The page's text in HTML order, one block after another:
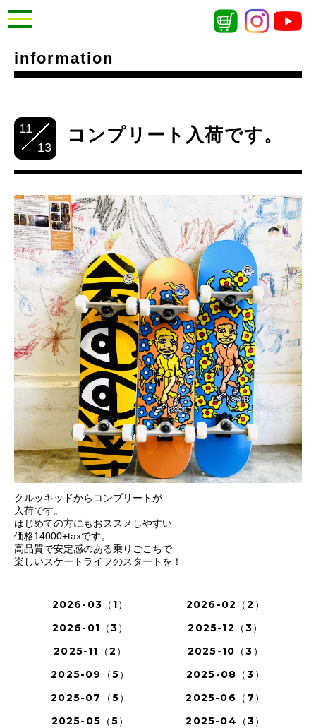
information
11
13
コンプリート入荷です。
クルッキッドからコンプリートが
入荷です。
はじめての方にもおススメしやすい
価格14000+taxです。
高品質で安定感のある乗りごこちで
楽しいスケートライフのスタートを！
2026-03（1）
2026-02（2）
2026-01（3）
2025-12（3）
2025-11（2）
2025-10（3）
2025-09（5）
2025-08（3）
2025-07（5）
2025-06（7）
2025-05（5）
2025-04（3）